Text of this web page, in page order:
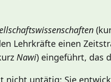
Lehrkräfte einen
Nawi) eingeführt, das
nicht untätig: Sie